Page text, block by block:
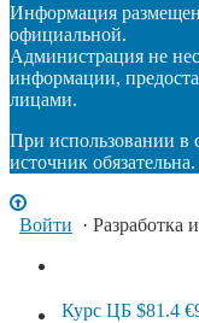
Информация
официальной.
Администрация не
информации,
лицами.
При использовании в
источник обязательна.
Войти ·
Курс ЦБ $81.4